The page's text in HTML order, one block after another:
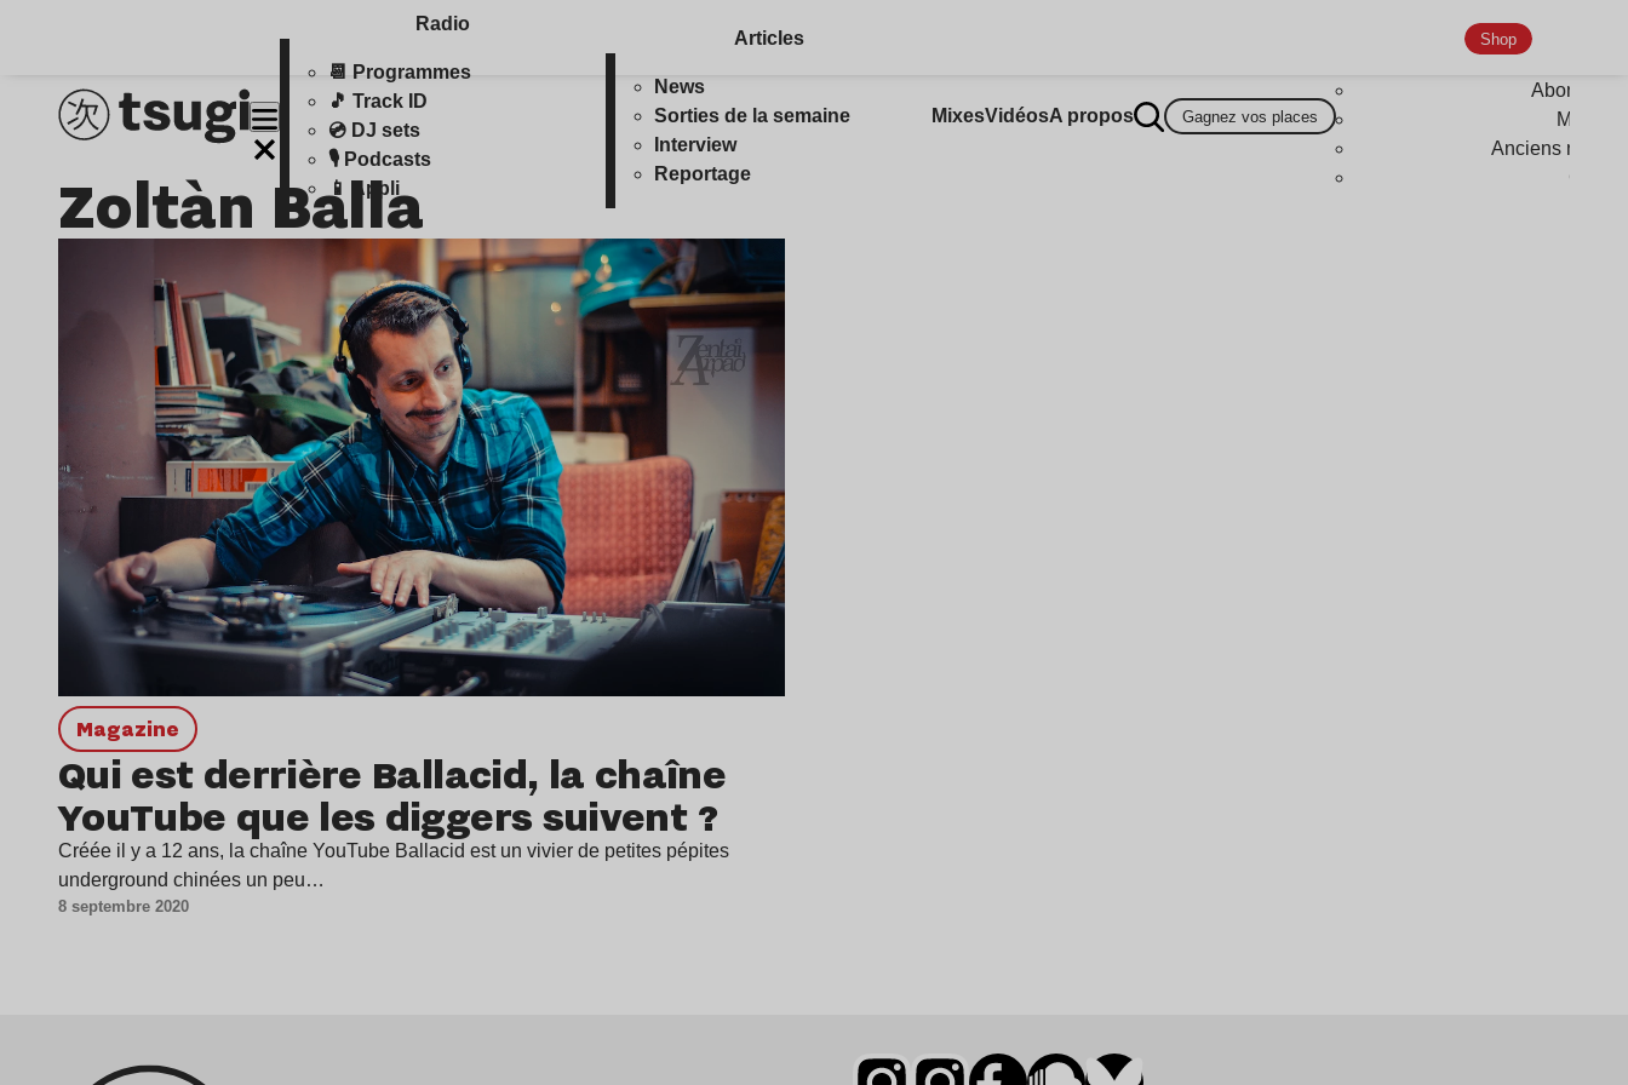
Radio
📆 Programmes
🎵 Track ID
💿 DJ sets
🎙️ Podcasts
📱 Appli
Articles
News
Sorties de la semaine
Interview
Reportage
MixesVidéosA propos Gagnez vos places
Shop
Anciens
Zoltàn Balla
magazine
Qui est derrière Ballacid, la chaîne
YouTube que les diggers suivent ?
Créée il y a 12 ans, la chaîne YouTube Ballacid est un vivier de petites pépites
underground chinées un peu…
8 septembre 2020